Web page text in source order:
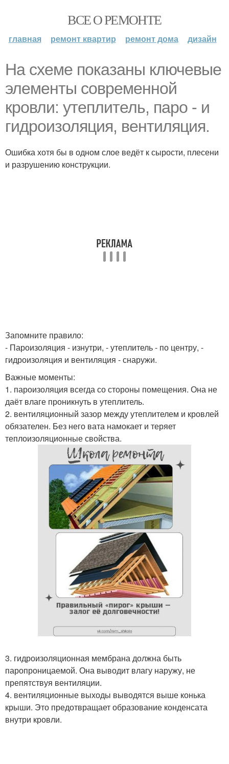
ВСЕ О РЕМОНТЕ
главная ремонт квартир ремонт дома дизайн
На схеме показаны ключевые
элементы современной
кровли: утеплитель, паро - и
гидроизоляция, вентиляция.
Ошибка хотя бы в одном слое ведёт к сырости, плесени
и разрушению конструкции.
Запомните правило:
- Пароизоляция - изнутри, - утеплитель - по центру, -
гидроизоляция и вентиляция - снаружи.
Важные моменты:
1. пароизоляция всегда со стороны помещения. Она не
даёт влаге проникнуть в утеплитель.
2. вентиляционный зазор между утеплителем и кровлей
обязателен. Без него вата намокает и теряет
теплоизоляционные свойства.
3. гидроизоляционная мембрана должна быть
паропроницаемой. Она выводит влагу наружу, не
препятствуя вентиляции.
4. вентиляционные выходы выводятся выше конька
крыши. Это предотвращает образование конденсата
внутри кровли.